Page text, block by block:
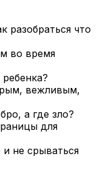
разобраться что
во время
вежливым,
а где зло?
для
не срываться